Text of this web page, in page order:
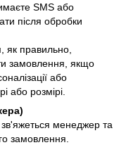
SMS або
після обробки
як правильно,
замовлення, якщо
або
або розмірі.
менеджер та
замовлення.